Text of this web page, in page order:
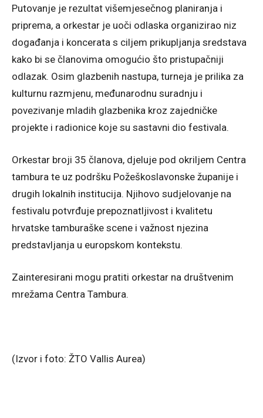
Putovanje je rezultat višemjesečnog planiranja i
priprema, a orkestar je uoči odlaska organizirao niz
događanja i koncerata s ciljem prikupljanja sredstava
kako bi se članovima omogućio što pristupačniji
odlazak. Osim glazbenih nastupa, turneja je prilika za
kulturnu razmjenu, međunarodnu suradnju i
povezivanje mladih glazbenika kroz zajedničke
projekte i radionice koje su sastavni dio festivala.
Orkestar broji 35 članova, djeluje pod okriljem Centra
tambura te uz podršku Požeškoslavonske županije i
drugih lokalnih institucija. Njihovo sudjelovanje na
festivalu potvrđuje prepoznatljivost i kvalitetu
hrvatske tamburaške scene i važnost njezina
predstavljanja u europskom kontekstu.
Zainteresirani mogu pratiti orkestar na društvenim
mrežama Centra Tambura.
(Izvor i foto: ŽTO Vallis Aurea)